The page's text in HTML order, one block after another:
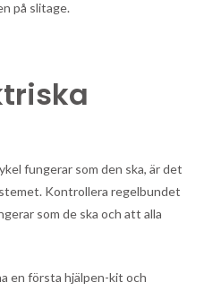
på slitage.
fungerar som den ska, är det
Kontrollera regelbundet
som de ska och att alla
en första hjälpen-kit och